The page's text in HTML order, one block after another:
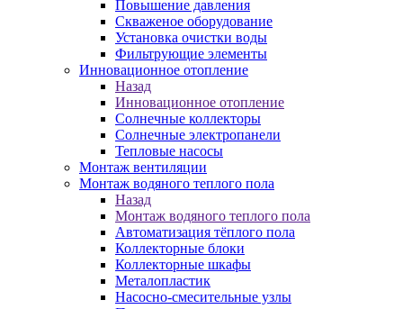
Повышение давления
Скваженое оборудование
Установка очистки воды
Фильтрующие элементы
Инновационное отопление
Назад
Инновационное отопление
Солнечные коллекторы
Солнечные электропанели
Тепловые насосы
Монтаж вентиляции
Монтаж водяного теплого пола
Назад
Монтаж водяного теплого пола
Автоматизация тёплого пола
Коллекторные блоки
Коллекторные шкафы
Металопластик
Насосно-смесительные узлы